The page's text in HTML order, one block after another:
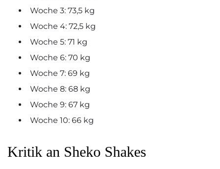
Woche 3: 73,5 kg
Woche 4: 72,5 kg
Woche 5: 71 kg
Woche 6: 70 kg
Woche 7: 69 kg
Woche 8: 68 kg
Woche 9: 67 kg
Woche 10: 66 kg
Kritik an Sheko Shakes